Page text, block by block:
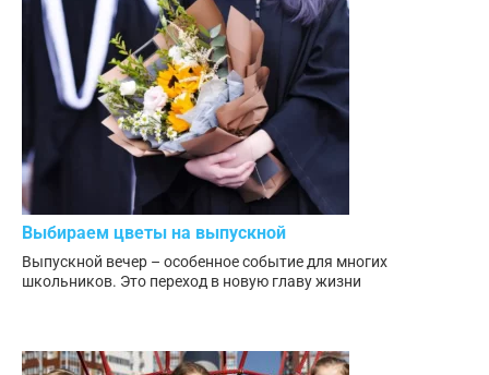
Выбираем цветы на выпускной
Выпускной вечер – особенное событие для многих
школьников. Это переход в новую главу жизни